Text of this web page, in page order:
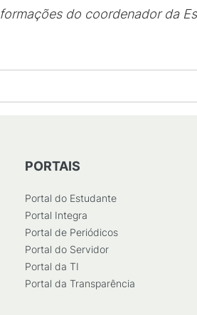
do coordenador da
PORTAIS
Portal do Estudante
Portal Integra
Portal de Periódicos
Portal do Servidor
Portal da TI
Portal da Transparência